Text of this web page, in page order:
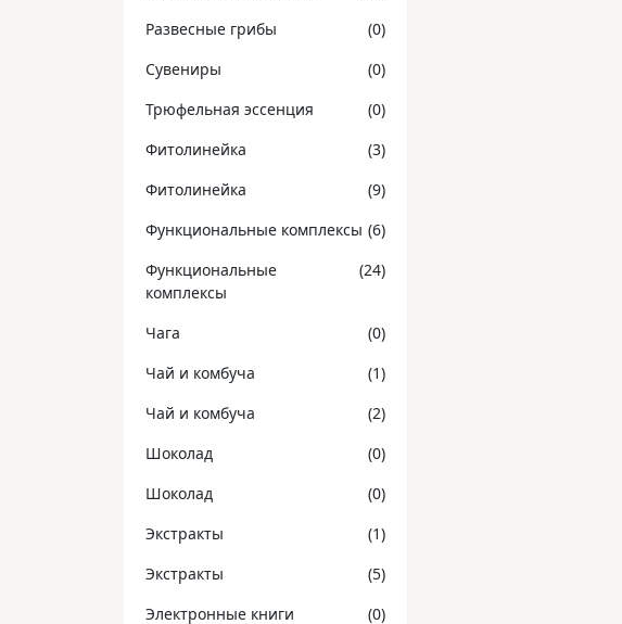
Развесные грибы
(0)
Сувениры
(0)
Трюфельная эссенция
(0)
Фитолинейка
(3)
Фитолинейка
(9)
Функциональные комплексы (6)
Функциональные
комплексы
(24)
Чага
(0)
Чай и комбуча
(1)
Чай и комбуча
(2)
Шоколад
(0)
Шоколад
(0)
Экстракты
(1)
Экстракты
(5)
Электронные книги
(0)